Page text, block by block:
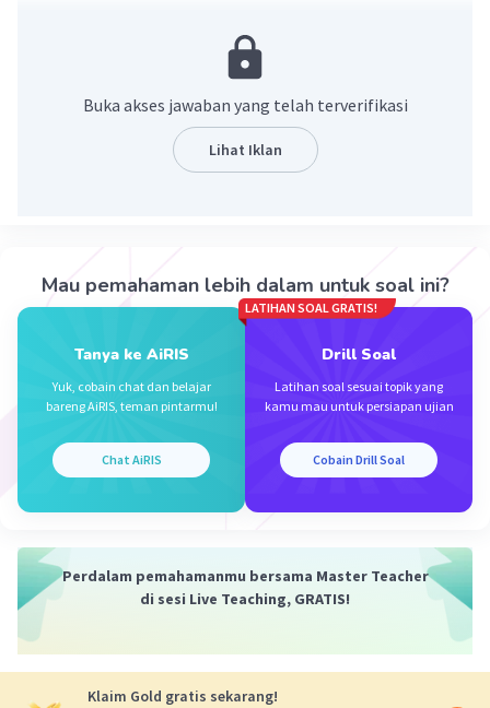
Buka akses jawaban yang telah terverifikasi
Lihat Iklan
Mau pemahaman lebih dalam untuk soal ini?
Tanya ke AiRIS
Yuk, cobain chat dan belajar
bareng AiRIS, teman pintarmu!
Chat AiRIS
LATIHAN SOAL GRATIS!
Drill Soal
Latihan soal sesuai topik yang
kamu mau untuk persiapan ujian
Cobain Drill Soal
Perdalam pemahamanmu bersama Master Teacher
di sesi Live Teaching, GRATIS!
Klaim Gold gratis sekarang!